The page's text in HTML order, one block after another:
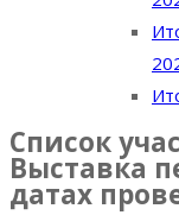
Список
Выставка
датах